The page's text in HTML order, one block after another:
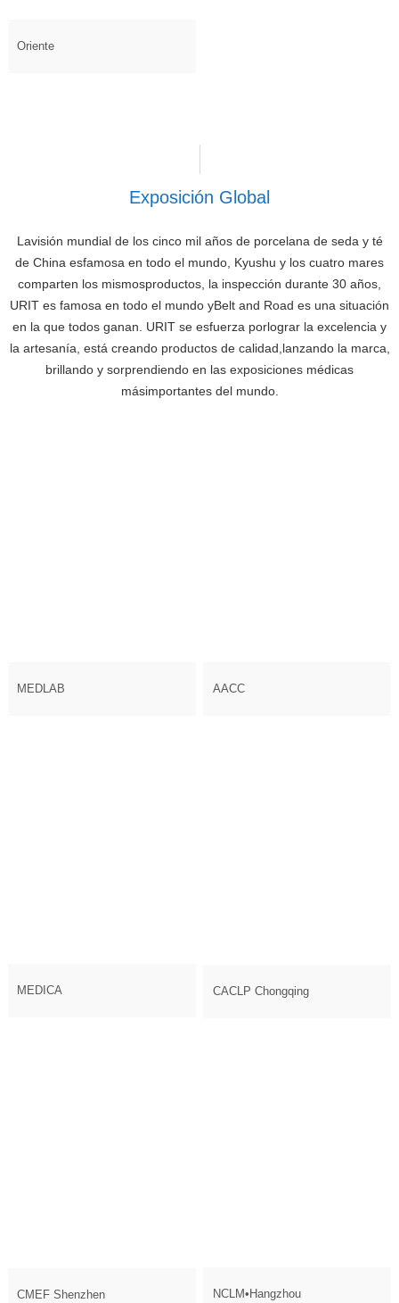
Oriente
Exposición Global
Lavisión mundial de los cinco mil años de porcelana de seda y té
de China esfamosa en todo el mundo, Kyushu y los cuatro mares
comparten los mismosproductos, la inspección durante 30 años,
URIT es famosa en todo el mundo yBelt and Road es una situación
en la que todos ganan. URIT se esfuerza porlograr la excelencia y
la artesanía, está creando productos de calidad,lanzando la marca,
brillando y sorprendiendo en las exposiciones médicas
másimportantes del mundo.
MEDLAB AACC
MEDICA CACLP Chongqing
CMEF Shenzhen NCLM•Hangzhou